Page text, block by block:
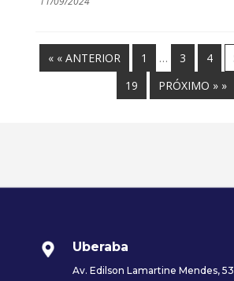
« « ANTERIOR 1 … 3 4
19
PRÓXIMO » »
Uberaba
Av. Edilson Lamartine Mendes,